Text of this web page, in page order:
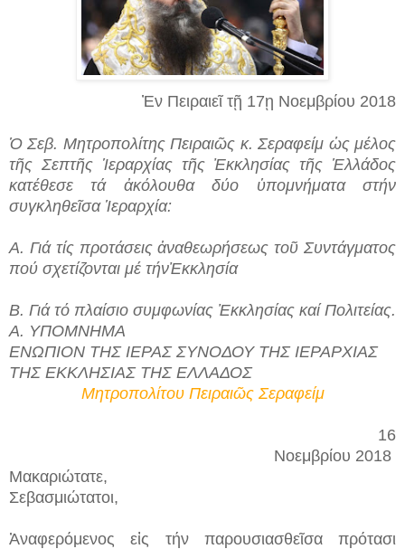
Ἐν Πειραιεῖ τῇ 17ῃ Νοεμβρίου 2018
Ὁ Σεβ. Μητροπολίτης Πειραιῶς κ. Σεραφείμ ὡς μέλος
τῆς Σεπτῆς Ἱεραρχίας τῆς Ἐκκλησίας τῆς Ἑλλάδος
κατέθεσε τά ἀκόλουθα δύο ὑπομνήματα στήν
συγκληθεῖσα Ἱεραρχία:
Α. Γιά τίς προτάσεις ἀναθεωρήσεως τοῦ Συντάγματος
πού σχετίζονται μέ τήνἘκκλησία
Β. Γιά τό πλαίσιο συμφωνίας Ἐκκλησίας καί Πολιτείας.
Α. ΥΠΟΜΝΗΜΑ
ΕΝΩΠΙΟΝ ΤΗΣ ΙΕΡΑΣ ΣΥΝΟΔΟΥ ΤΗΣ ΙΕΡΑΡΧΙΑΣ
ΤΗΣ ΕΚΚΛΗΣΙΑΣ ΤΗΣ ΕΛΛΑΔΟΣ
Μητροπολίτου Πειραιῶς Σεραφείμ
16
Νοεμβρίου 2018
Μακαριώτατε,
Σεβασμιώτατοι,
Ἀναφερόμενος εἰς τήν παρουσιασθεῖσα πρότασι